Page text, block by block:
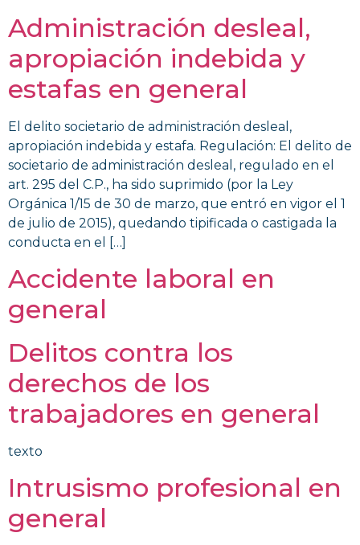
Administración desleal,
apropiación indebida y
estafas en general
El delito societario de administración desleal,
apropiación indebida y estafa. Regulación: El delito de
societario de administración desleal, regulado en el
art. 295 del C.P., ha sido suprimido (por la Ley
Orgánica 1/15 de 30 de marzo, que entró en vigor el 1
de julio de 2015), quedando tipificada o castigada la
conducta en el […]
Accidente laboral en
general
Delitos contra los
derechos de los
trabajadores en general
texto
Intrusismo profesional en
general